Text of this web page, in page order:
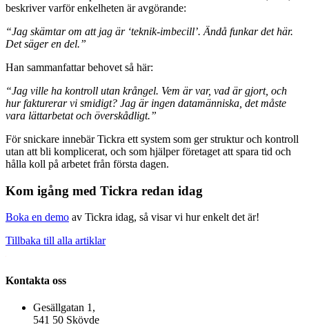
beskriver varför enkelheten är avgörande:
“Jag skämtar om att jag är ‘teknik-imbecill’. Ändå funkar det här.
Det säger en del.”
Han sammanfattar behovet så här:
“Jag ville ha kontroll utan krångel. Vem är var, vad är gjort, och
hur fakturerar vi smidigt? Jag är ingen datamänniska, det måste
vara lättarbetat och överskådligt.”
För snickare innebär Tickra ett system som ger struktur och kontroll
utan att bli komplicerat, och som hjälper företaget att spara tid och
hålla koll på arbetet från första dagen.
Kom igång med Tickra redan idag
Boka en demo av Tickra idag, så visar vi hur enkelt det är!
Tillbaka till alla artiklar
Kontakta oss
Gesällgatan 1,
541 50 Skövde